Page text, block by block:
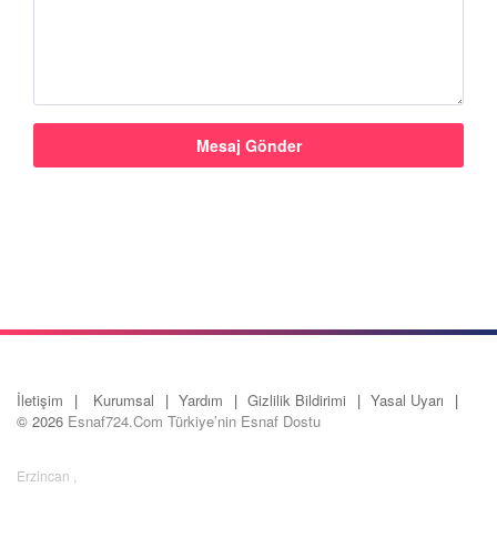
İletişim Kurumsal Yardım Gizlilik Bildirimi
Yasal Uyarı
© 2026 Esnaf724.Com Türkiye’nin Esnaf Dostu
Erzincan